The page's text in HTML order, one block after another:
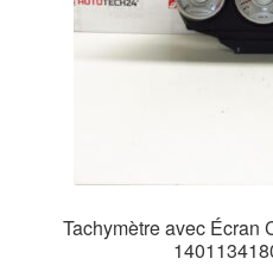
Tachymètre avec Écran